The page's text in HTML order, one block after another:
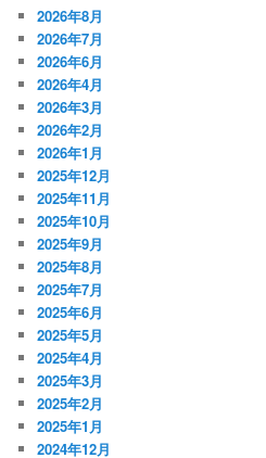
2026年8月
2026年7月
2026年6月
2026年4月
2026年3月
2026年2月
2026年1月
2025年12月
2025年11月
2025年10月
2025年9月
2025年8月
2025年7月
2025年6月
2025年5月
2025年4月
2025年3月
2025年2月
2025年1月
2024年12月